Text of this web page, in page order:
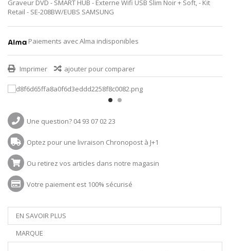
Graveur DVD - SMART HUB - Externe Wifi USB Slim Noir + Soft, - Kit
Retail - SE-208BW/EUBS SAMSUNG
Paiements avec Alma indisponibles
Imprimer ajouter pour comparer
Une question? 04 93 07 02 23
Optez pour une livraison Chronopost à J+1
Ou retirez vos articles dans notre magasin
Votre paiement est 100% sécurisé
EN SAVOIR PLUS
MARQUE